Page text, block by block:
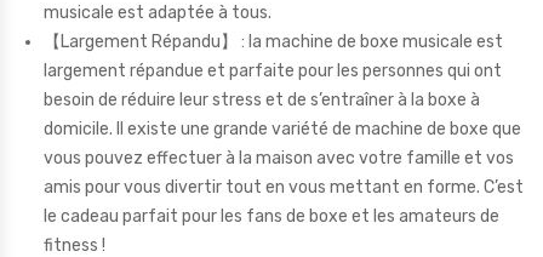
musicale est adaptée à tous.
【Largement Répandu】 : la machine de boxe musicale est
largement répandue et parfaite pour les personnes qui ont
besoin de réduire leur stress et de s’entraîner à la boxe à
domicile. Il existe une grande variété de machine de boxe que
vous pouvez effectuer à la maison avec votre famille et vos
amis pour vous divertir tout en vous mettant en forme. C’est
le cadeau parfait pour les fans de boxe et les amateurs de
fitness !